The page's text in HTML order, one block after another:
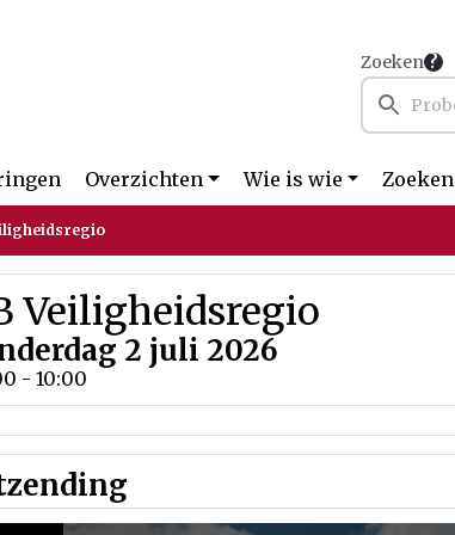
Zoeken
Overzichten Wie is wie Zoeken
Veiligheidsregio
2 juli 2026
- 10:00